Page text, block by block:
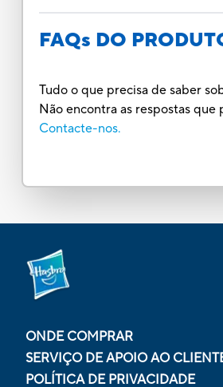
FAQs DO
Tudo o que precisa de saber
Não encontra as respostas que
Contacte-nos.
ONDE COMPRAR
SERVIÇO DE APOIO AO
POLÍTICA DE PRIVACIDADE